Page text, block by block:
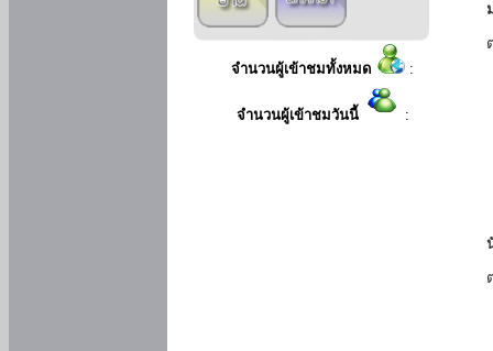
จำนวนผู้เข้าชมทั้งหมด :
จำนวนผู้เข้าชมวันนี้ :